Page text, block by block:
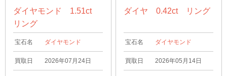
ダイヤモンド 1.51ct
リング
宝石名 ダイヤモンド
買取日 2026年07月24日
ダイヤ 0.42ct リング
宝石名 ダイヤモンド
買取日 2026年05月14日